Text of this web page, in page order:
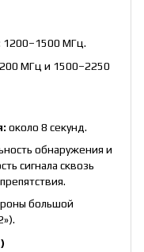
1200–1500 МГц.
МГц и 1500–2250
около 8 секунд.
обнаружения и
сигнала сквозь
большой